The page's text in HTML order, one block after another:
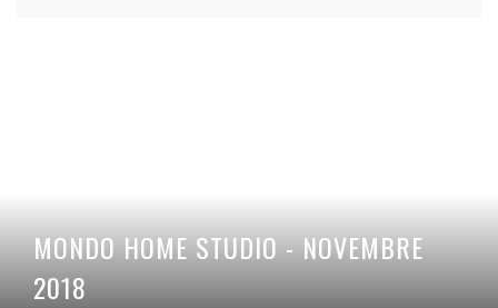
MONDO HOME STUDIO - NOVEMBRE
2018